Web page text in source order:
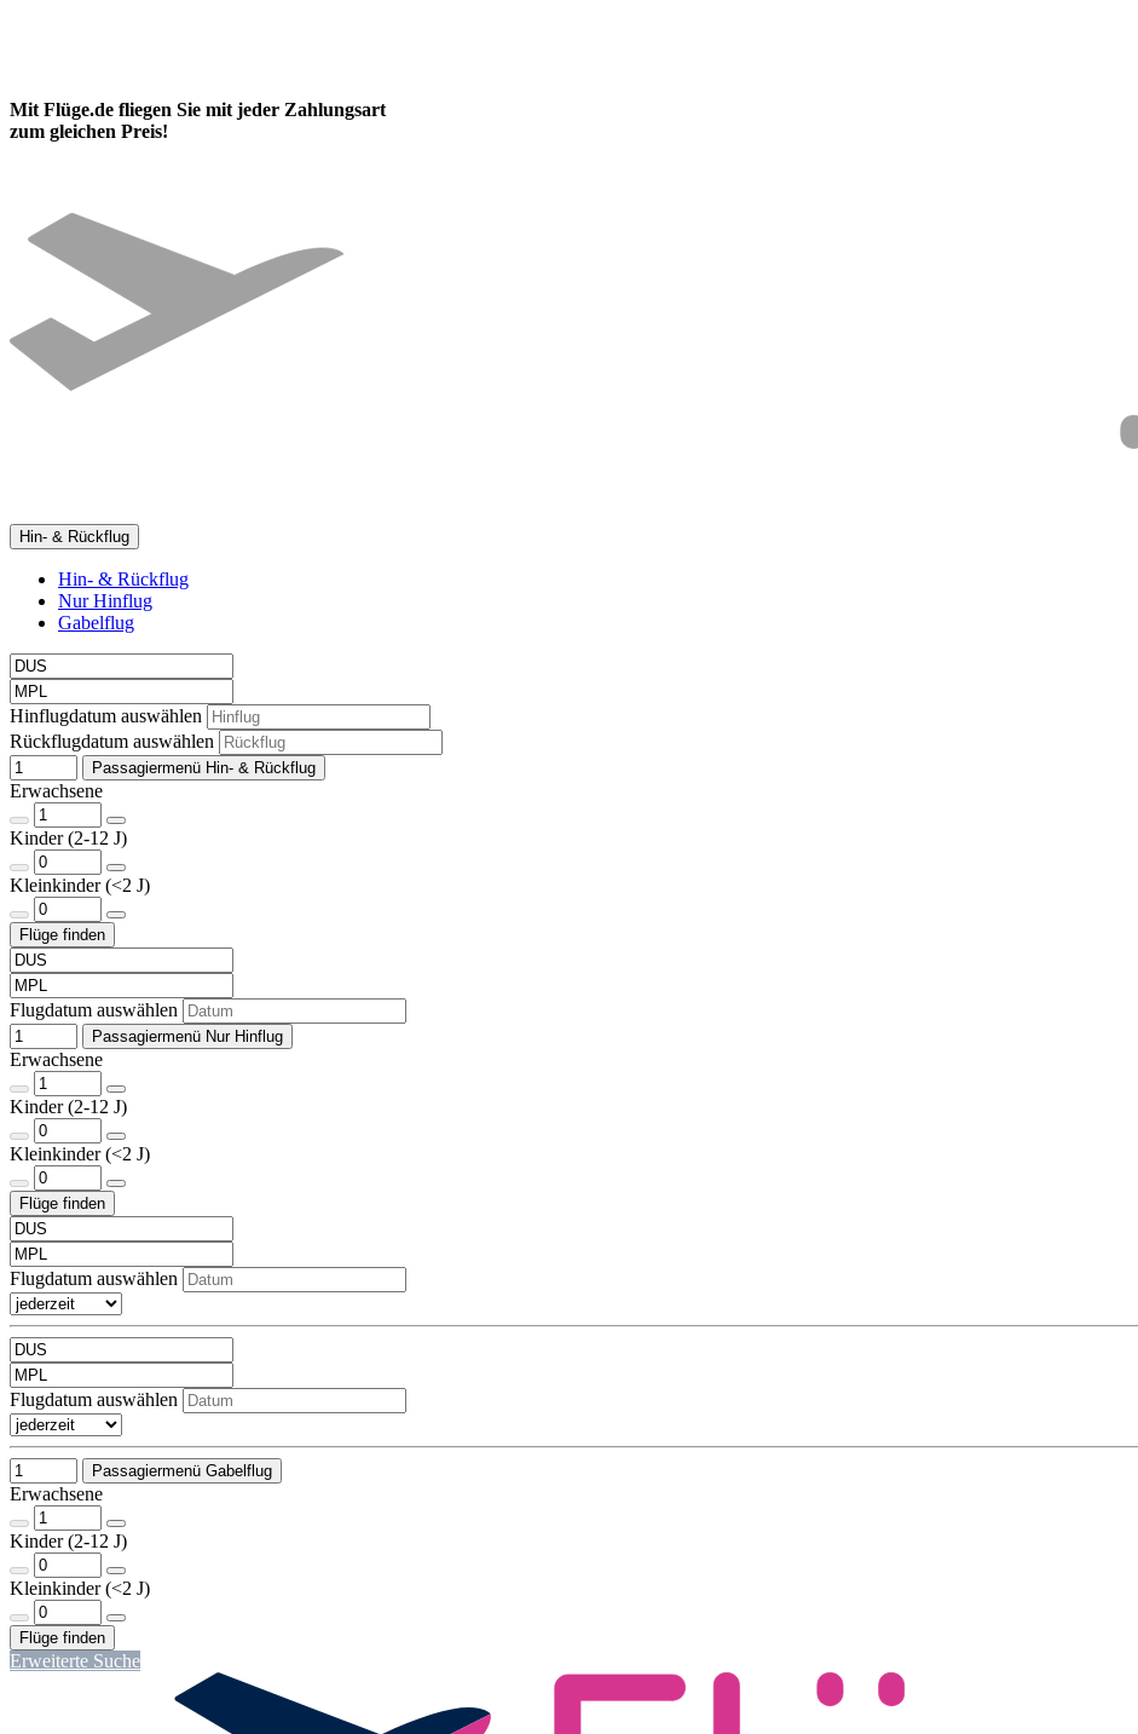
Mit Flüge.de fliegen Sie mit jeder Zahlungsart
zum gleichen Preis!
Hin- & Rückflug
Hin- & Rückflug
Nur Hinflug
Gabelflug
Hinflugdatum auswählen
Rückflugdatum auswählen
Passagiermenü Hin- & Rückflug
Erwachsene
Kinder (2-12 J)
Kleinkinder (<2 J)
Flugdatum auswählen
Passagiermenü Nur Hinflug
Erwachsene
Kinder (2-12 J)
Kleinkinder (<2 J)
Flugdatum auswählen
Flugdatum auswählen
Passagiermenü Gabelflug
Erwachsene
Kinder (2-12 J)
Kleinkinder (<2 J)
Erweiterte Suche